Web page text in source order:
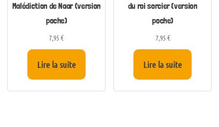
Malédiction de Naar (version
poche)
7,95€
Lire la suite
du roi sorcier (version
poche)
7,95€
Lire la suite